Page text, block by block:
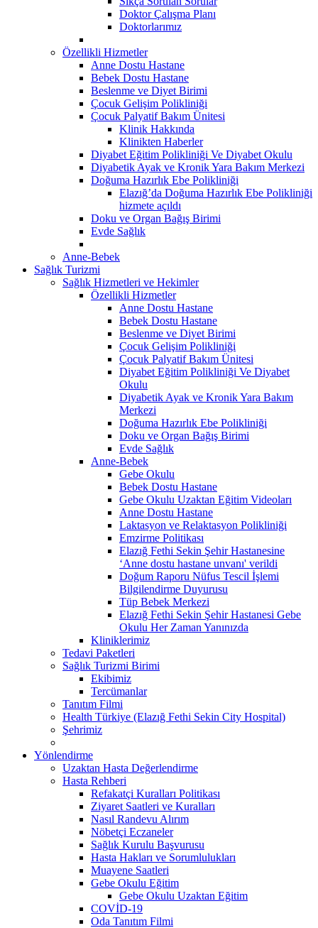
Doktor Çalışma Planı
Doktorlarımız
Özellikli Hizmetler
Anne Dostu Hastane
Bebek Dostu Hastane
Beslenme ve Diyet Birimi
Çocuk Gelişim Polikliniği
Çocuk Palyatif Bakım Ünitesi
Klinik Hakkında
Klinikten Haberler
Diyabet Eğitim Polikliniği Ve Diyabet Okulu
Diyabetik Ayak ve Kronik Yara Bakım Merkezi
Doğuma Hazırlık Ebe Polikliniği
Elazığ’da Doğuma Hazırlık Ebe Polikliniği
hizmete açıldı
Doku ve Organ Bağış Birimi
Evde Sağlık
Anne-Bebek
Sağlık Turizmi
Sağlık Hizmetleri ve Hekimler
Özellikli Hizmetler
Anne Dostu Hastane
Bebek Dostu Hastane
Beslenme ve Diyet Birimi
Çocuk Gelişim Polikliniği
Çocuk Palyatif Bakım Ünitesi
Diyabet Eğitim Polikliniği Ve Diyabet
Okulu
Diyabetik Ayak ve Kronik Yara Bakım
Merkezi
Doğuma Hazırlık Ebe Polikliniği
Doku ve Organ Bağış Birimi
Evde Sağlık
Anne-Bebek
Gebe Okulu
Bebek Dostu Hastane
Gebe Okulu Uzaktan Eğitim Videoları
Anne Dostu Hastane
Laktasyon ve Relaktasyon Polikliniği
Emzirme Politikası
Elazığ Fethi Sekin Şehir Hastanesine
‘Anne dostu hastane unvanı' verildi
Doğum Raporu Nüfus Tescil İşlemi
Bilgilendirme Duyurusu
Tüp Bebek Merkezi
Elazığ Fethi Sekin Şehir Hastanesi Gebe
Okulu Her Zaman Yanınızda
Kliniklerimiz
Tedavi Paketleri
Sağlık Turizmi Birimi
Ekibimiz
Tercümanlar
Tanıtım Filmi
Health Türkiye (Elazığ Fethi Sekin City Hospital)
Şehrimiz
Yönlendirme
Uzaktan Hasta Değerlendirme
Hasta Rehberi
Refakatçi Kuralları Politikası
Ziyaret Saatleri ve Kuralları
Nasıl Randevu Alırım
Nöbetçi Eczaneler
Sağlık Kurulu Başvurusu
Hasta Hakları ve Sorumlulukları
Muayene Saatleri
Gebe Okulu Eğitim
Gebe Okulu Uzaktan Eğitim
COVİD-19
Oda Tanıtım Filmi